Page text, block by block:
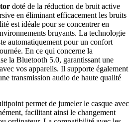
doté de la réduction de bruit active
en éliminant efficacement les bruits
est idéale pour se concentrer en
bruyants. La technologie
automatiquement pour un confort
En ce qui concerne la
la Bluetooth 5.0, garantissant une
vos appareils. Il supporte également
transmission audio de haute qualité
permet de jumeler le casque avec
facilitant ainsi le changement